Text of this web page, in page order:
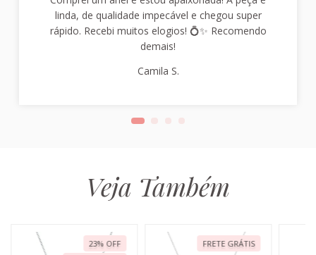
linda, de qualidade impecável e chegou super
rápido. Recebi muitos elogios! 💍✨ Recomendo
demais!
Camila S.
Veja Também
23% OFF
FRETE GRÁTIS